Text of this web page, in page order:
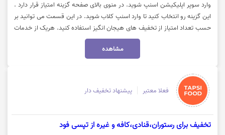
وارد سوپر اپلیکیشن اسنپ شوید. در منوی بالای صفحه گزینه امتیاز قرار دارد .
این گزینه رو انتخاب کنید تا وارد اسنپ کلاب شوید. در این قسمت می توانید بر
حسب تعداد امتیاز از تخفیف های هیجان انگیز استفاده کنید. هریک از خدمات
کلیک نمایید تا کدتخفیف را دریافت نمایید.
مشاهده
فعلا معتبر پیشنهاد تخفیف دار
تخفیف برای رستوران،قنادی،کافه و غیره از تپسی فود